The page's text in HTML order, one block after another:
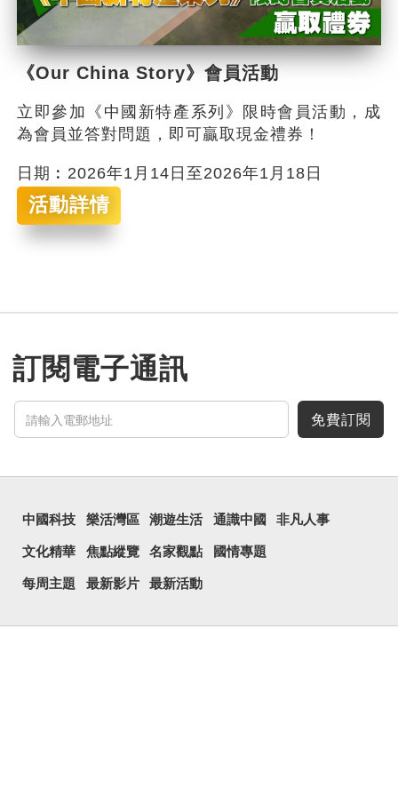
《Our China Story》會員活動
立即參加《中國新特產系列》限時會員活動，成
為會員並答對問題，即可贏取現金禮券！
日期︰2026年1月14日至2026年1月18日
活動詳情
訂閱電子通訊
免費訂閱
中國科技 樂活灣區 潮遊生活 通識中國 非凡人事
文化精華 焦點縱覽 名家觀點 國情專題
每周主題 最新影片 最新活動